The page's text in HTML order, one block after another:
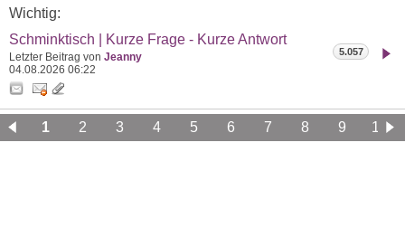
Wichtig:
Schminktisch | Kurze Frage - Kurze Antwort
Letzter Beitrag von Jeanny
04.08.2026 06:22
5.057
1 2 3 4 5 6 7 8 9
10